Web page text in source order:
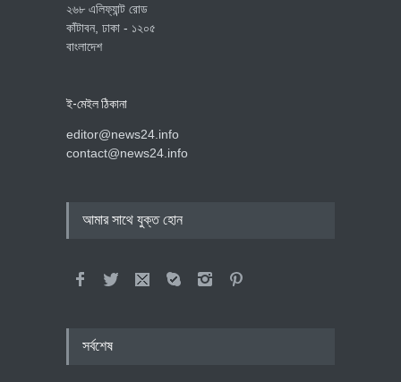
২৬৮ এলিফ্যান্ট রোড
কাঁটাবন, ঢাকা - ১২০৫
বাংলাদেশ
ই-মেইল ঠিকানা
editor@news24.info
contact@news24.info
আমার সাথে যুক্ত হোন
সর্বশেষ